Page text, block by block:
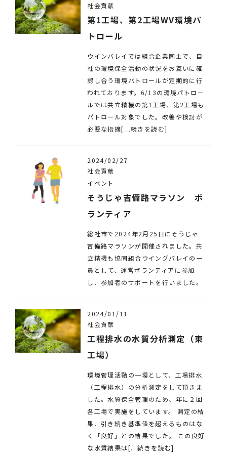
社会貢献
第1工場、第2工場WV環境パ
トロール
ウインバレイでは組合企業同士で、自
社の環境保全活動の状況をお互いに確
認し合う環境パトロールが定期的に行
われております。6/13の環境パトロー
ルでは共立精機の第1工場、第2工場も
パトロール対象でした。改善や検討が
必要な指摘[...続きを読む]
2024/02/27
社会貢献
イベント
そうじゃ吉備路マラソン ボ
ランティア
総社市で2024年2月25日にそうじゃ
吉備路マラソンが開催されました。共
立精機も協同組合ウイングバレイの一
員として、運営ボランティアに参加
し、参加者のサポートを行いました。
2024/01/11
社会貢献
工程排水の水質分析測定（東
工場）
環境管理活動の一環として、工場排水
（工程排水）の分析測定をして頂きま
した。水質保全管理のため、年に２回
各工場で実施をしています。 測定の結
果、引き続き基準値を超えるものはな
く「良好」との結果でした。 この良好
な水質結果は[...続きを読む]